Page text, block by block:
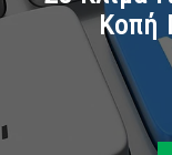
Κοπή